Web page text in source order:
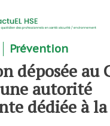
Prévention
déposée au
autorité
dédiée à